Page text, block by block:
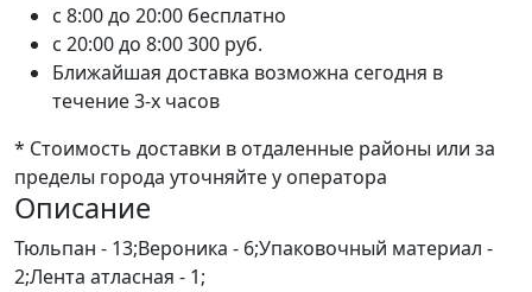
c 8:00 до 20:00 бесплатно
c 20:00 до 8:00300 руб.
Ближайшая доставка возможна сегодня в
течение 3-х часов
* Стоимость доставки в отдаленные районы или за
пределы города уточняйте у оператора
Описание
Тюльпан - 13;Вероника - 6;Упаковочный материал -
2;Лента атласная - 1;